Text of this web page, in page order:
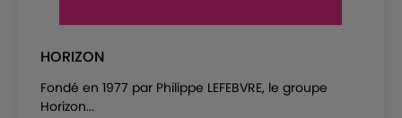
HORIZON
Fondé en 1977 par Philippe LEFEBVRE, le groupe
Horizon...